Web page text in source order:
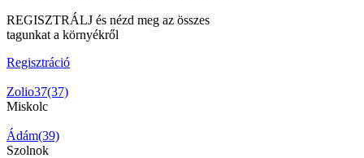
REGISZTRÁLJ és nézd meg az összes
tagunkat a környékről
Regisztráció
Zolio37(37)
Miskolc
Ádám(39)
Szolnok